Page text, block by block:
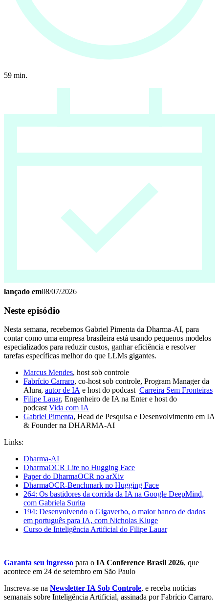
59 min.
lançado em08/07/2026
Neste episódio
Nesta semana, recebemos Gabriel Pimenta da Dharma-AI, para
contar como uma empresa brasileira está usando pequenos modelos
especializados para reduzir custos, ganhar eficiência e resolver
tarefas específicas melhor do que LLMs gigantes.
⁠⁠Marcus Mendes⁠⁠, host sob controle
⁠⁠Fabrício Carraro⁠⁠, co-host sob controle, Program Manager da
Alura, ⁠⁠autor de IA⁠⁠ e host do podcast Carreira Sem Fronteiras
Filipe Lauar, Engenheiro de IA na Enter e host do
podcast Vida com IA
Gabriel Pimenta, Head de Pesquisa e Desenvolvimento em IA
& Founder na DHARMA-AI
Links:
Dharma-AI
DharmaOCR Lite no Hugging Face
Paper do DharmaOCR no arXiv
DharmaOCR-Benchmark no Hugging Face
264: Os bastidores da corrida da IA na Google DeepMind,
com Gabriela Surita
194: Desenvolvendo o Gigaverbo, o maior banco de dados
em português para IA, com Nicholas Kluge
Curso de Inteligência Artificial do Filipe Lauar
Garanta seu ingresso para o IA Conference Brasil 2026, que
acontece em 24 de setembro em São Paulo
Inscreva-se na Newsletter IA Sob Controle⁠⁠, e receba notícias
semanais sobre Inteligência Artificial, assinada por Fabrício Carraro.